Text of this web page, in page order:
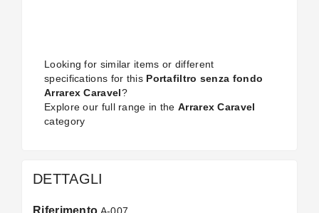
Looking for similar items or different
specifications for this Portafiltro senza fondo
Arrarex Caravel?
Explore our full range in the Arrarex Caravel
category
DETTAGLI
Riferimento A-007